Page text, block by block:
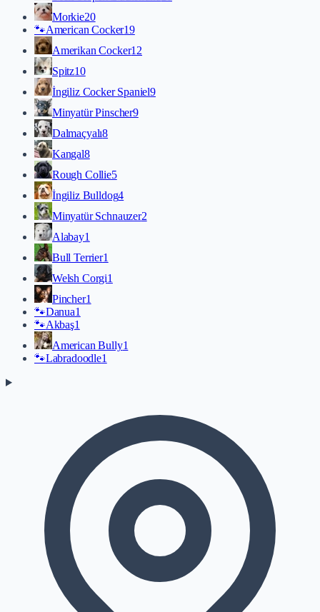
Morkie20
🐾American Cocker19
Amerikan Cocker12
Spitz10
İngiliz Cocker Spaniel9
Minyatür Pinscher9
Dalmaçyalı8
Kangal8
Rough Collie5
İngiliz Bulldog4
Minyatür Schnauzer2
Alabay1
Bull Terrier1
Welsh Corgi1
Pincher1
🐾Danua1
🐾Akbaş1
American Bully1
🐾Labradoodle1